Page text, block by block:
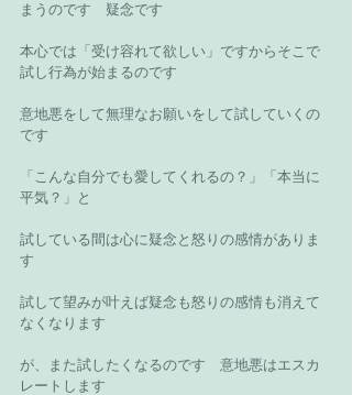
まうのです　疑念です
本心では「受け容れて欲しい」ですからそこで
試し行為が始まるのです
意地悪をして無理なお願いをして試していくの
です
「こんな自分でも愛してくれるの？」「本当に
平気？」と
試している間は心に疑念と怒りの感情がありま
す
試して望みが叶えば疑念も怒りの感情も消えて
なくなります
が、また試したくなるのです　意地悪はエスカ
レートします